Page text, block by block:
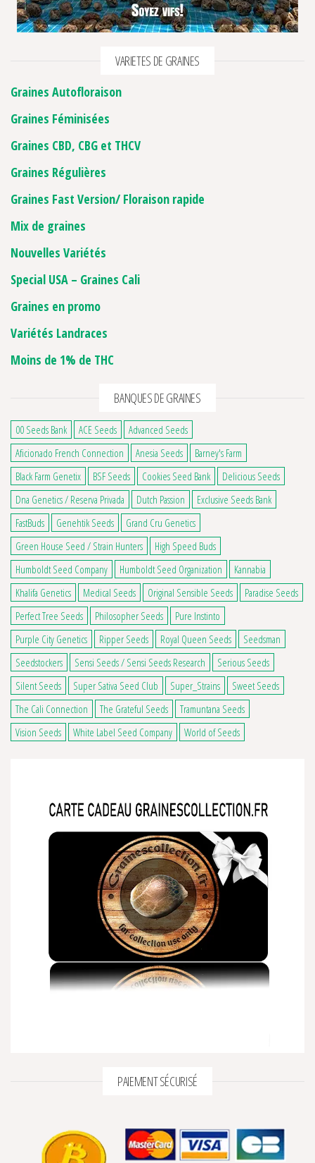
VARIETES DE GRAINES
Graines Autofloraison
Graines Féminisées
Graines CBD, CBG et THCV
Graines Régulières
Graines Fast Version/ Floraison rapide
Mix de graines
Nouvelles Variétés
Special USA – Graines Cali
Graines en promo
Variétés Landraces
Moins de 1% de THC
BANQUES DE GRAINES
00 Seeds Bank ACE Seeds
Advanced Seeds
Aficionado French Connection
Anesia Seeds
Barney's Farm
Black Farm Genetix
BSF Seeds Cookies Seed Bank
Delicious Seeds
Dna Genetics / Reserva Privada
Dutch Passion
Exclusive Seeds Bank
FastBuds
Genehtik Seeds
Grand Cru Genetics
Green House Seed / Strain Hunters
High Speed Buds
Humboldt Seed Company
Humboldt Seed Organization
Kannabia
Khalifa Genetics
Medical Seeds Original Sensible Seeds
Paradise Seeds
Perfect Tree Seeds
Philosopher Seeds
Pure Instinto
Purple City Genetics
Ripper Seeds Royal Queen Seeds
Seedsman
Seedstockers
Sensi Seeds / Sensi Seeds Research
Serious Seeds
Silent Seeds
Super Sativa Seed Club Super_Strains
Sweet Seeds
The Cali Connection
The Grateful Seeds
Tramuntana Seeds
Vision Seeds
White Label Seed Company World of Seeds
PAIEMENT SÉCURISÉ